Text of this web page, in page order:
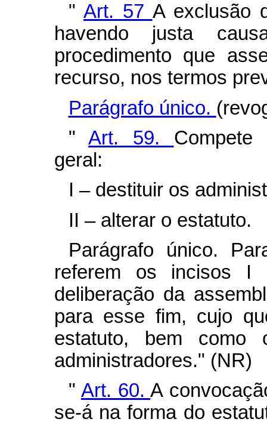
" Art. 57 A exclusão
havendo justa
procedimento que
recurso, nos termos
Parágrafo único.
"Art. 59. Compete
geral:
I – destituir os
II – alterar o estatuto.
Parágrafo único.
referem os incisos
deliberação da
para esse fim, cujo
estatuto, bem como
administradores." (NR)
" Art. 60.A
se-á na forma do